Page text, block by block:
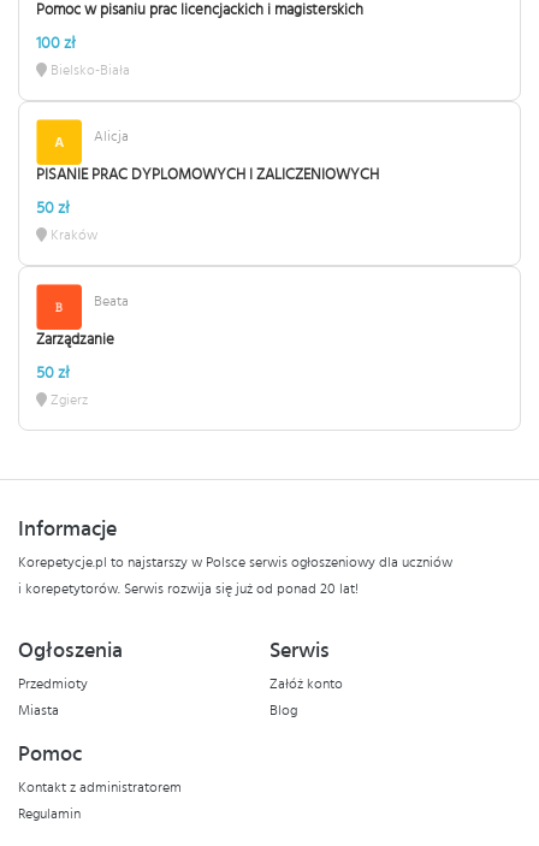
Pomoc w pisaniu prac licencjackich i magisterskich
100 zł
Bielsko-Biała
Alicja
PISANIE PRAC DYPLOMOWYCH I ZALICZENIOWYCH
50 zł
Kraków
Beata
Zarządzanie
50 zł
Zgierz
Informacje
Korepetycje.pl to najstarszy w Polsce serwis ogłoszeniowy dla uczniów
i korepetytorów. Serwis rozwija się już od ponad 20 lat!
Ogłoszenia
Przedmioty
Miasta
Serwis
Załóż konto
Blog
Pomoc
Kontakt z administratorem
Regulamin